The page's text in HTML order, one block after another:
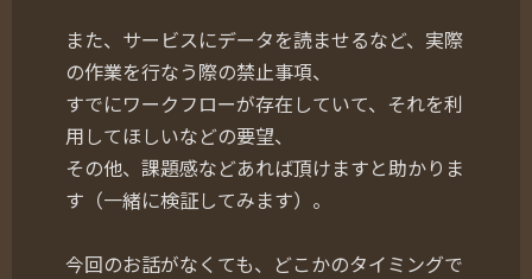
また、サービスにデータを読ませるなど、実際
の作業を行なう際の禁止事項、
すでにワークフローが存在していて、それを利
用してほしいなどの要望、
その他、課題感などあれば頂けますと助かりま
す（一緒に検証してみます）。
今回のお話がなくても、どこかのタイミングで